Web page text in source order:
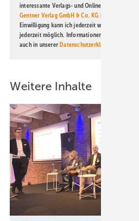
interessante Verlags- und Online-Angebote
Gentner Verlag GmbH & Co. KG informiert zu
Einwilligung kann ich jederzeit widerrufen und
jederzeit möglich. Informationen zum Umgang
auch in unserer Datenschutzerklärung
Weitere Inhalte